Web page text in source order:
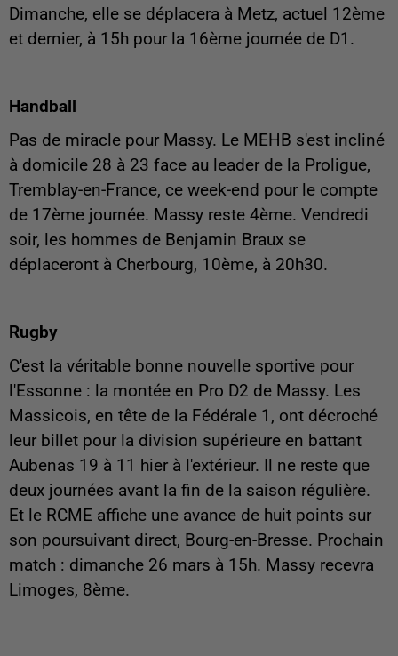
Dimanche, elle se déplacera à Metz, actuel 12ème
et dernier, à 15h pour la 16ème journée de D1.
Handball
Pas de miracle pour Massy. Le MEHB s'est incliné
à domicile 28 à 23 face au leader de la Proligue,
Tremblay-en-France, ce week-end pour le compte
de 17ème journée. Massy reste 4ème. Vendredi
soir, les hommes de Benjamin Braux se
déplaceront à Cherbourg, 10ème, à 20h30.
Rugby
C'est la véritable bonne nouvelle sportive pour
l'Essonne : la montée en Pro D2 de Massy. Les
Massicois, en tête de la Fédérale 1, ont décroché
leur billet pour la division supérieure en battant
Aubenas 19 à 11 hier à l'extérieur. Il ne reste que
deux journées avant la fin de la saison régulière.
Et le RCME affiche une avance de huit points sur
son poursuivant direct, Bourg-en-Bresse. Prochain
match : dimanche 26 mars à 15h. Massy recevra
Limoges, 8ème.